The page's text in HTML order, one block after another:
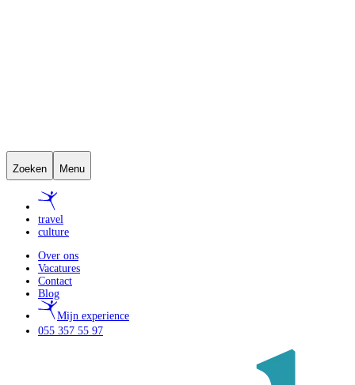
Zoeken Menu
travel
culture
Over ons
Vacatures
Contact
Blog
Mijn experience
055 357 55 97